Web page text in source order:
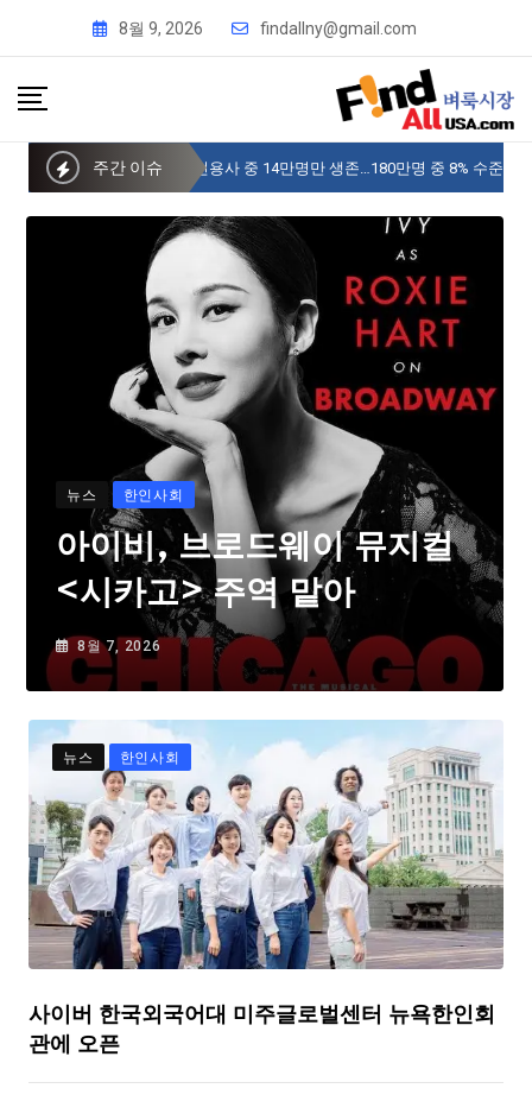
8월 9, 2026 findallny@gmail.com
주간 이슈 사이버 한국외국어대 미주글로벌센터 뉴욕
뉴스 한인사회
아이비, 브로드웨이 뮤지컬
<시카고> 주역 맡아
8월 7, 2026
뉴스 한인사회
사이버 한국외국어대 미주글로벌센터 뉴욕한인회
관에 오픈